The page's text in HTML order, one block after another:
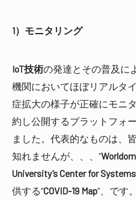
1）モニタリング
IoT技術の発達とその普及に
機関においてほぼリアルタ
症拡大の様子が正確にモニ
約し公開するプラットフォ
ました。代表的なものは、
知れませんが、、、”
University’s Center for
供する“COVID-19 Map”、です。